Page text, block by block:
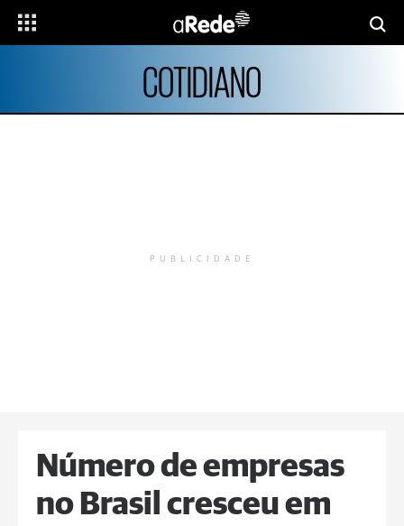
COTIDIANO
PUBLICIDADE
Número de empresas
no Brasil cresceu em